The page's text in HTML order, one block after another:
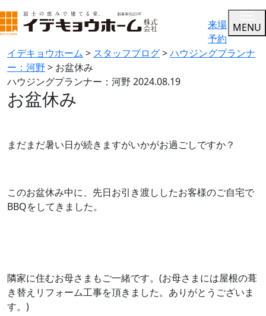
来場
予約
MENU
イデキョウホーム > スタッフブログ>ハウジングプランナ
ー：河野 > お盆休み
ハウジングプランナー：河野 2024.08.19
お盆休み
まだまだ暑い日が続きますがいかがお過ごしですか？
このお盆休み中に、先日お引き渡ししたお客様のご自宅で
BBQをしてきました。
隣家に住むお母さまもご一緒です。(お母さまには屋根の葺
き替えリフォーム工事を頂きました。ありがとうございま
す。)